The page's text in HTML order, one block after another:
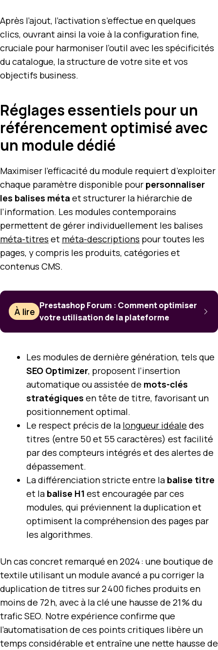
Après l’ajout, l’activation s’effectue en quelques
clics, ouvrant ainsi la voie à la configuration fine,
cruciale pour harmoniser l’outil avec les spécificités
du catalogue, la structure de votre site et vos
objectifs business.
Réglages essentiels pour un
référencement optimisé avec
un module dédié
Maximiser l’efficacité du module requiert d’exploiter
chaque paramètre disponible pour personnaliser
les balises méta et structurer la hiérarchie de
l’information. Les modules contemporains
permettent de gérer individuellement les balises
méta-titres et méta-descriptions pour toutes les
pages, y compris les produits, catégories et
contenus CMS.
À lire
Prestashop Forum : Comment optimiser
votre utilisation de la plateforme
Les modules de dernière génération, tels que
SEO Optimizer, proposent l’insertion
automatique ou assistée de mots-clés
stratégiques en tête de titre, favorisant un
positionnement optimal.
Le respect précis de la longueur idéale des
titres (entre 50 et 55 caractères) est facilité
par des compteurs intégrés et des alertes de
dépassement.
La différenciation stricte entre la balise titre
et la balise H1 est encouragée par ces
modules, qui préviennent la duplication et
optimisent la compréhension des pages par
les algorithmes.
Un cas concret remarqué en 2024 : une boutique de
textile utilisant un module avancé a pu corriger la
duplication de titres sur 2 400 fiches produits en
moins de 72 h, avec à la clé une hausse de 21 % du
trafic SEO. Notre expérience confirme que
l’automatisation de ces points critiques libère un
temps considérable et entraîne une nette hausse de